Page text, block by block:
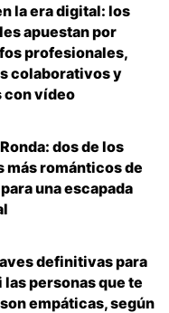
la era digital: los
apuestan por
profesionales,
colaborativos y
con vídeo
dos de los
más románticos de
una escapada
definitivas para
las personas que te
empáticas, según